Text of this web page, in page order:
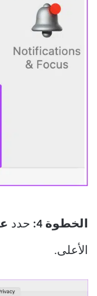
الخطوة 4: حدد
الأعلى.